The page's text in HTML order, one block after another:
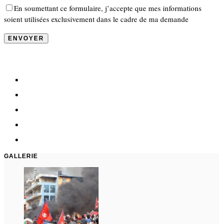
En soumettant ce formulaire, j’accepte que mes informations
soient utilisées exclusivement dans le cadre de ma demande
GALLERIE